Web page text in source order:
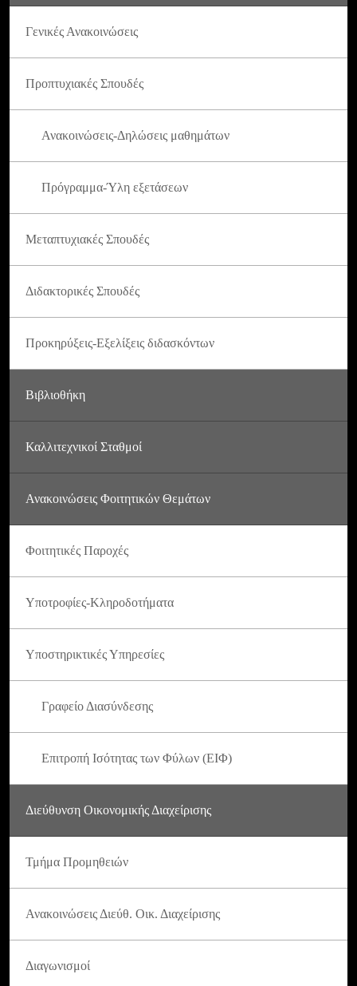
Γενικές Ανακοινώσεις
Προπτυχιακές Σπουδές
Ανακοινώσεις-Δηλώσεις μαθημάτων
Πρόγραμμα-Ύλη εξετάσεων
Μεταπτυχιακές Σπουδές
Διδακτορικές Σπουδές
Προκηρύξεις-Εξελίξεις διδασκόντων
Βιβλιοθήκη
Καλλιτεχνικοί Σταθμοί
Ανακοινώσεις Φοιτητικών Θεμάτων
Φοιτητικές Παροχές
Υποτροφίες-Κληροδοτήματα
Υποστηρικτικές Υπηρεσίες
Γραφείο Διασύνδεσης
Επιτροπή Ισότητας των Φύλων (ΕΙΦ)
Διεύθυνση Οικονομικής Διαχείρισης
Τμήμα Προμηθειών
Ανακοινώσεις Διεύθ. Οικ. Διαχείρισης
Διαγωνισμοί